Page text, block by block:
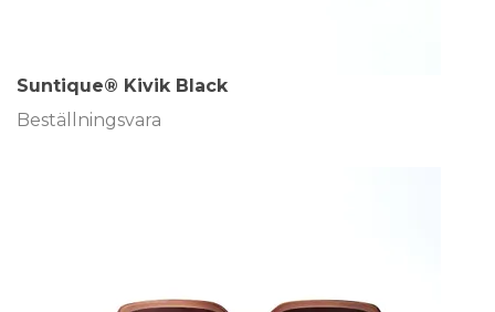
Suntique® Kivik Black
Beställningsvara